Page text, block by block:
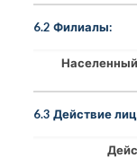
6.2 Филиалы:
6.3 Действие